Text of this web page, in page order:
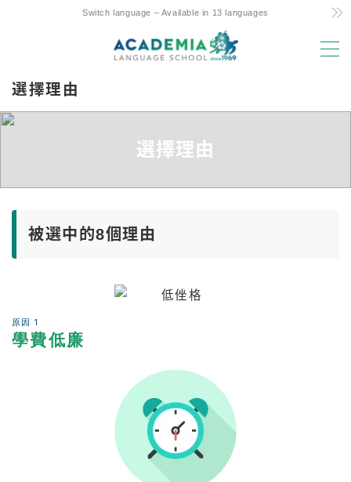
Switch language – Available in 13 languages
夏威夷唯一的每周 4 天課程
親子留學友好支援
經驗豐富的師資力量
選擇理由
選擇理由
被選中的8個理由
原因 1
學費低廉